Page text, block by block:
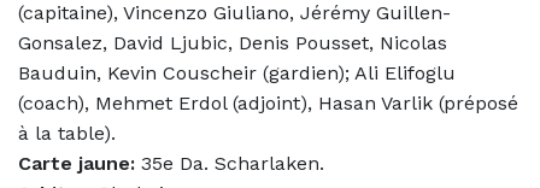
(capitaine), Vincenzo Giuliano, Jérémy Guillen-
Gonsalez, David Ljubic, Denis Pousset, Nicolas
Bauduin, Kevin Couscheir (gardien); Ali Elifoglu
(coach), Mehmet Erdol (adjoint), Hasan Varlik (préposé
à la table).
Carte jaune: 35e Da. Scharlaken.